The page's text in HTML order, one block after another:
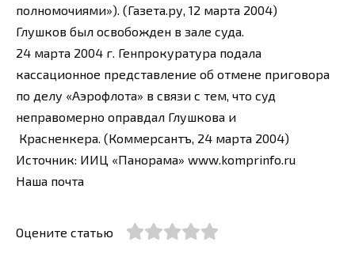
полномочиями»). (Газета.ру, 12 марта 2004)
Глушков был освобожден в зале суда.
24 марта 2004 г. Генпрокуратура подала
кассационное представление об отмене приговора
по делу «Аэрофлота» в связи с тем, что суд
неправомерно оправдал Глушкова и
Красненкера. (Коммерсантъ, 24 марта 2004)
Источник: ИИЦ «Панорама» www.komprinfo.ru
Наша почта
Оцените статью